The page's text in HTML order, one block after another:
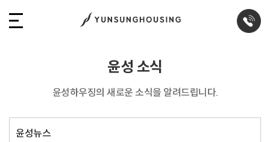
윤성 소식
윤성하우징의 새로운 소식을 알려드립니다.
윤성뉴스